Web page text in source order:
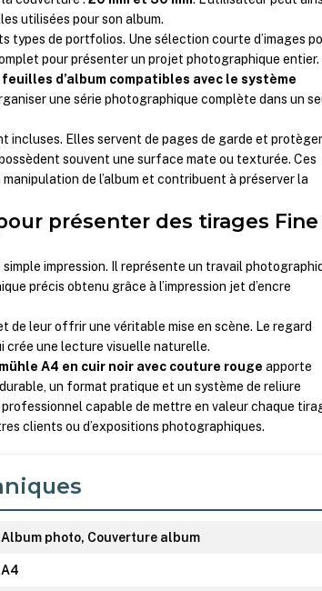
utilisées pour son album.
de portfolios. Une sélection courte d’images
pour présenter un projet photographique entier.
feuilles d’album compatibles avec le système
une série photographique complète dans un
incluses. Elles servent de pages de garde et
souvent une surface mate ou texturée. Ces
de l’album et contribuent à préserver la
présenter des tirages Fine
impression. Il représente un travail
précis obtenu grâce à l’impression jet d’encre
de leur offrir une véritable mise en scène. Le regard
crée une lecture visuelle naturelle.
A4 en cuir noir avec couture rouge apporte
un format pratique et un système de reliure
capable de mettre en valeur chaque
clients ou d’expositions photographiques.
Album photo, Couverture album
A4